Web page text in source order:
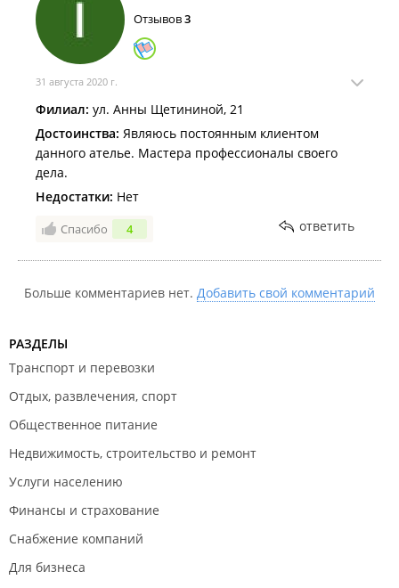
Отзывов3
31 августа 2020 г.
Филиал: ул. Анны Щетининой, 21
Достоинства: Являюсь постоянным клиентом
данного ателье. Мастера профессионалы своего
дела.
Недостатки: Нет
Спасибо 4 ответить
Больше комментариев нет. Добавить свой комментарий
РАЗДЕЛЫ
Транспорт и перевозки
Отдых, развлечения, спорт
Общественное питание
Недвижимость, строительство и ремонт
Услуги населению
Финансы и страхование
Снабжение компаний
Для бизнеса